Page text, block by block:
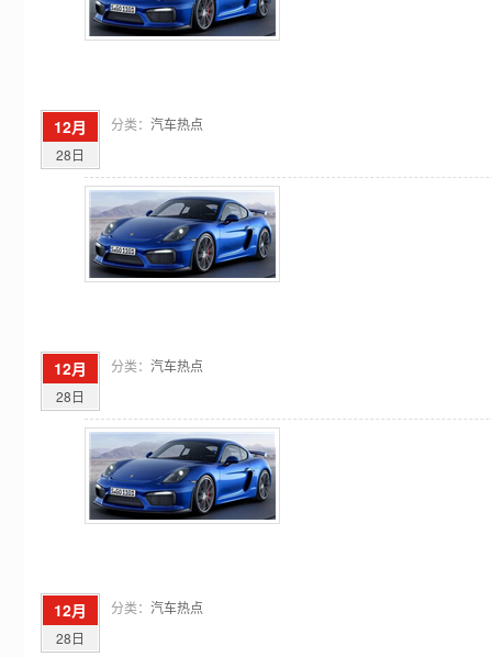
12月
28日
分类： 汽车热点
12月
28日
分类： 汽车热点
12月
28日
分类： 汽车热点